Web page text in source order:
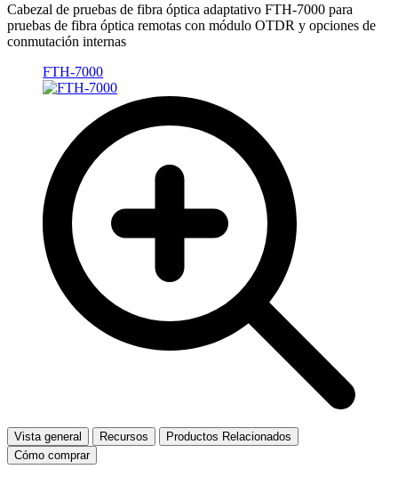
Cabezal de pruebas de fibra óptica adaptativo FTH-7000 para
pruebas de fibra óptica remotas con módulo OTDR y opciones de
conmutación internas
FTH-7000
Vista general Recursos
Productos Relacionados
Cómo comprar